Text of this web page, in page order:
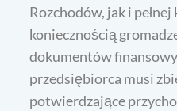
Rozchodów, jak i
koniecznością
dokumentów
przedsiębiorca musi
potwierdzające